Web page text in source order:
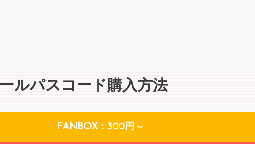
ルパスコード購入方法
FANBOX：300円～